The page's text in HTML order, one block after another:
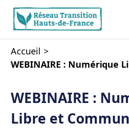
Accueil
WEBINAIRE : Numérique
WEBINAIRE :
Libre et